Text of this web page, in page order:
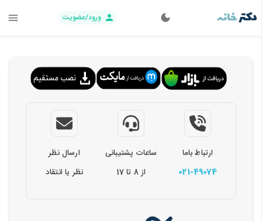
ورود/عضویت
ارتباط باما
021-49074
ساعات پشتیبانی
از 8 تا 17
ارسال نظر
نظر یا انتقاد